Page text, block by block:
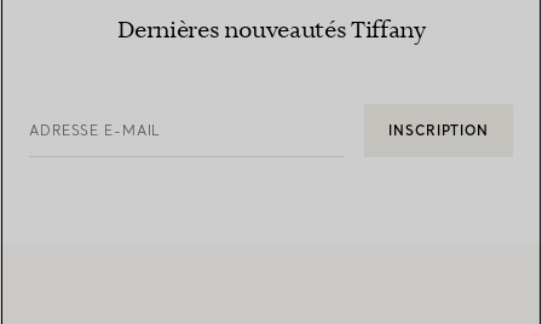
Dernières nouveautés Tiffany
ADRESSE E-MAIL INSCRIPTION